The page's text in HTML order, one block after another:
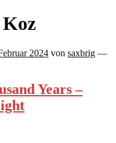
Koz
2024 von saxbrig —
Years –